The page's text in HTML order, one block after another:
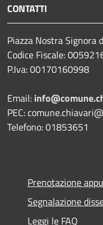
CONTATTI
Piazza Nostra Signora
Codice Fiscale:
P.Iva: 00170160998
Email:
PEC:
Telefono: 01853651
Prenotazione
Segnalazione
Leggi le FAQ